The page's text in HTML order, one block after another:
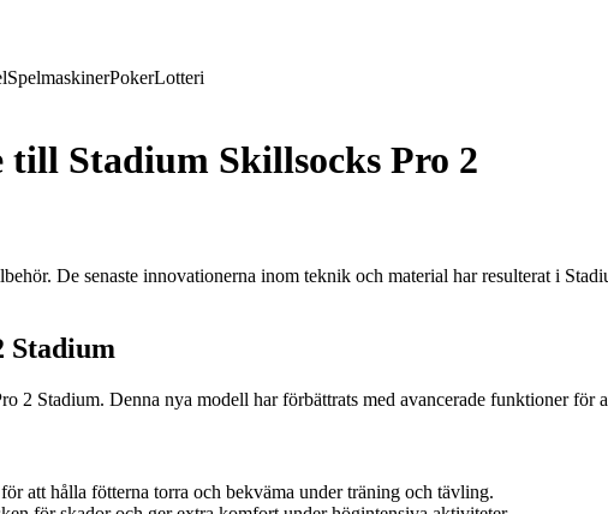
SpelmaskinerPokerLotteri
till Stadium Skillsocks Pro 2
De senaste innovationerna inom teknik och material har resulterat i
Stadium
2 Stadium. Denna nya modell har förbättrats med avancerade funktioner för
att hålla fötterna torra och bekväma under träning och tävling.